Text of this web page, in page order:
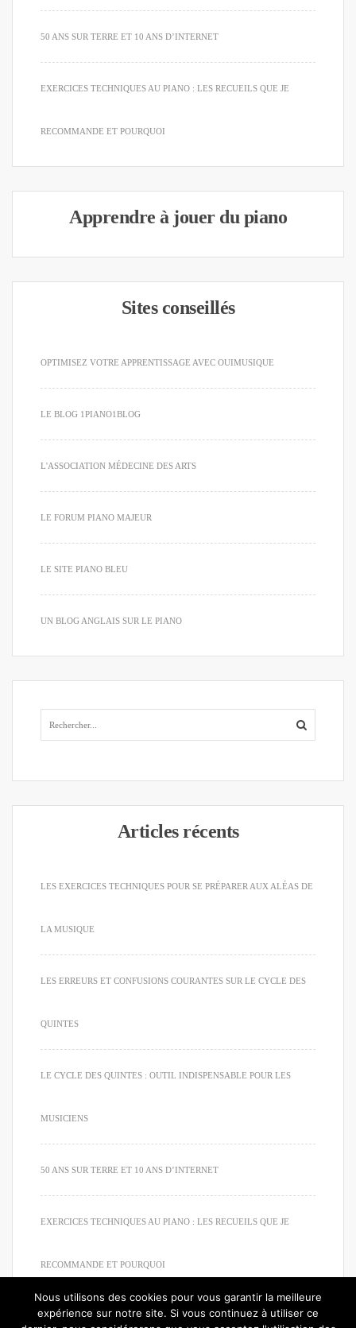
50 ANS SUR TERRE ET 10 ANS D’INTERNET
EXERCICES TECHNIQUES AU PIANO : LES RECUEILS QUE JE
RECOMMANDE ET POURQUOI
Apprendre à jouer du piano
Sites conseillés
OPTIMISEZ VOTRE APPRENTISSAGE AVEC OUIMUSIQUE
LE BLOG 1PIANO1BLOG
L'ASSOCIATION MÉDECINE DES ARTS
LE FORUM PIANO MAJEUR
LE SITE PIANO BLEU
UN BLOG ANGLAIS SUR LE PIANO
Articles récents
LES EXERCICES TECHNIQUES POUR SE PRÉPARER AUX ALÉAS DE
LA MUSIQUE
LES ERREURS ET CONFUSIONS COURANTES SUR LE CYCLE DES
QUINTES
LE CYCLE DES QUINTES : OUTIL INDISPENSABLE POUR LES
MUSICIENS
50 ANS SUR TERRE ET 10 ANS D’INTERNET
EXERCICES TECHNIQUES AU PIANO : LES RECUEILS QUE JE
RECOMMANDE ET POURQUOI
Nous utilisons des cookies pour vous garantir la meilleure
expérience sur notre site. Si vous continuez à utiliser ce